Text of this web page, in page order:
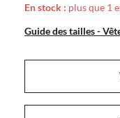
En stock : plus que 1
Guide des tailles -